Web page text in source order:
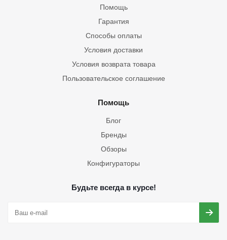
Помощь
Гарантия
Способы оплаты
Условия доставки
Условия возврата товара
Пользовательское соглашение
Помощь
Блог
Бренды
Обзоры
Конфигураторы
Будьте всегда в курсе!